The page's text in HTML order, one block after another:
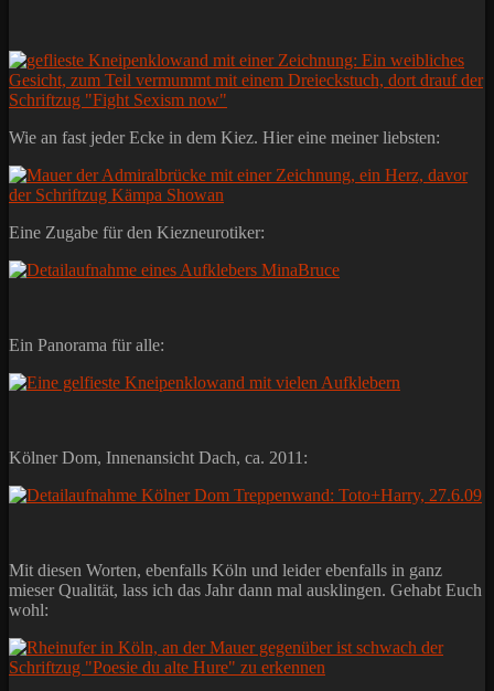
Wie an fast jeder Ecke in dem Kiez. Hier eine meiner liebsten:
Eine Zugabe für den Kiezneurotiker:
Ein Panorama für alle:
Kölner Dom, Innenansicht Dach, ca. 2011:
Mit diesen Worten, ebenfalls Köln und leider ebenfalls in ganz
mieser Qualität, lass ich das Jahr dann mal ausklingen. Gehabt Euch
wohl: